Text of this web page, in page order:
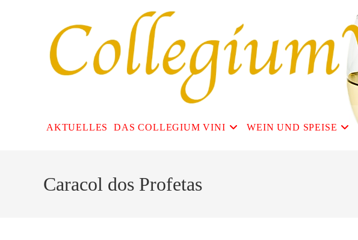
AKTUELLES DAS COLLEGIUM VINI WEIN UND SPEISE
Caracol dos Profetas